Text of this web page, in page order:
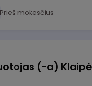
Prieš mokesčius